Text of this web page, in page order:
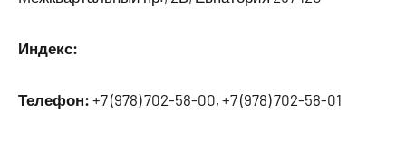
Индекс:
Телефон: +7 (978) 702-58-00, +7 (978) 702-58-01